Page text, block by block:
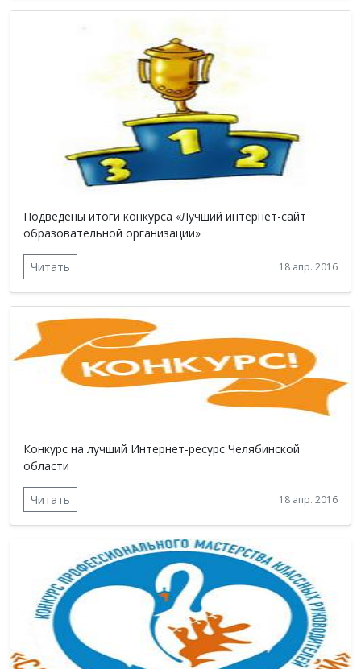
Подведены итоги конкурса «Лучший интернет-сайт
образовательной организации»
Читать 18 апр. 2016
Конкурс на лучший Интернет-ресурс Челябинской
области
Читать 18 апр. 2016